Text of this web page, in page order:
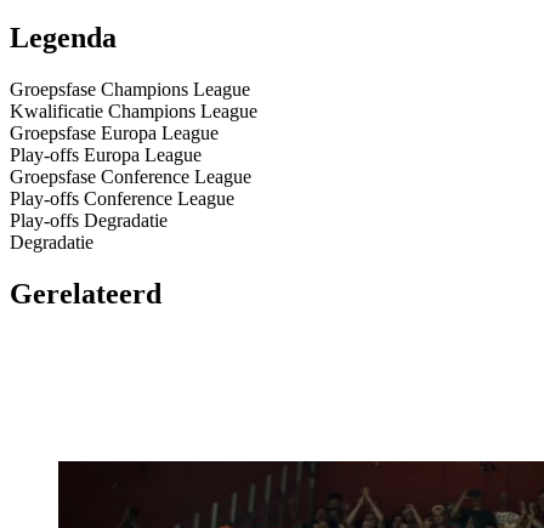
Legenda
Groepsfase Champions League
Kwalificatie Champions League
Groepsfase Europa League
Play-offs Europa League
Groepsfase Conference League
Play-offs Conference League
Play-offs Degradatie
Degradatie
Gerelateerd